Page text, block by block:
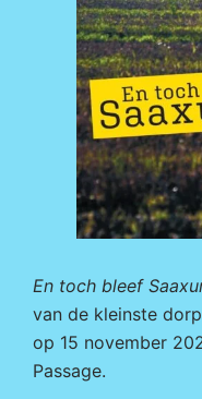
En toch bleef
van de kleinste
op 15 november
Passage.